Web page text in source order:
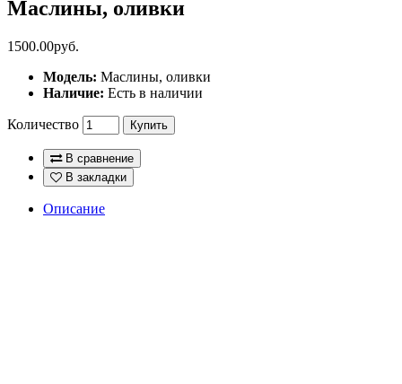
Маслины, оливки
1500.00руб.
Модель: Маслины, оливки
Наличие: Есть в наличии
Количество Купить
В сравнение
В закладки
Описание